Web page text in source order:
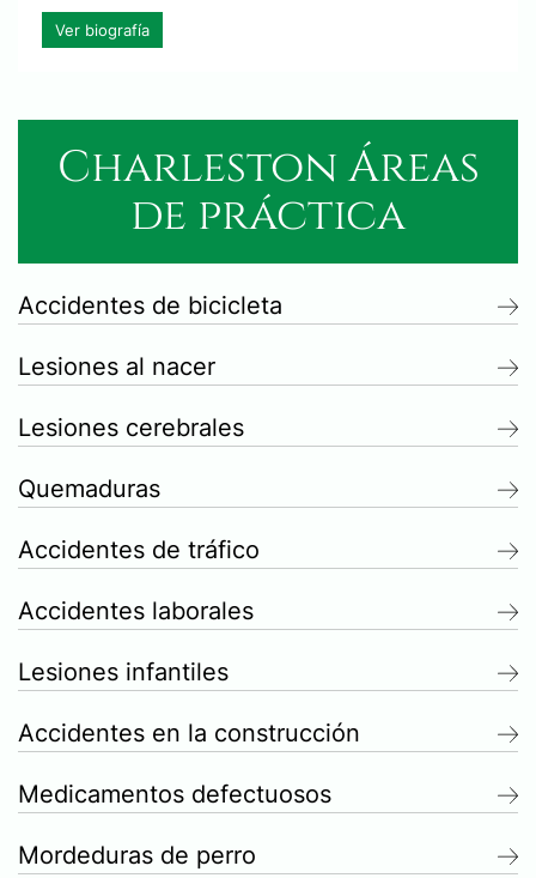
Ver biografía
Charleston Áreas
de práctica
Accidentes de bicicleta
Lesiones al nacer
Lesiones cerebrales
Quemaduras
Accidentes de tráfico
Accidentes laborales
Lesiones infantiles
Accidentes en la construcción
Medicamentos defectuosos
Mordeduras de perro